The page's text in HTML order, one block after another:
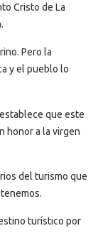
Cristo de La
Pero la
y el pueblo lo
que este
honor a la virgen
del turismo que
turístico por